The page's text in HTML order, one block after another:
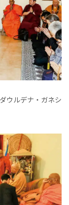
ウルデナ・ガネシ